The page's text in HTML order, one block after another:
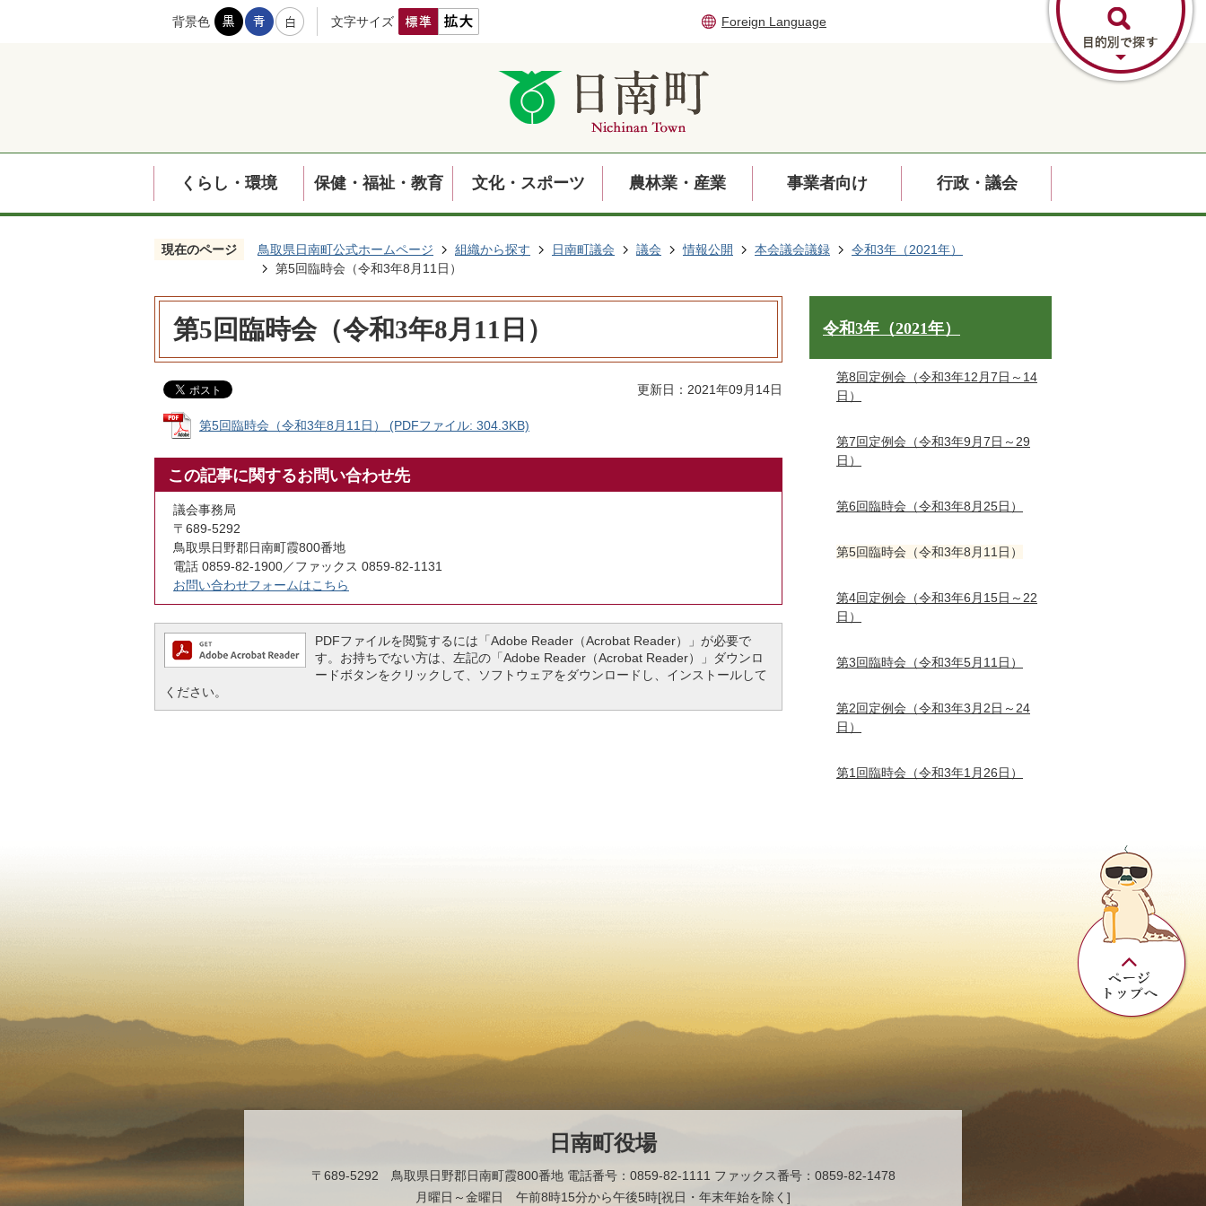
背景色 文字サイズ Foreign Language
くらし・環境 保健・福祉・教育 文化・スポーツ 農林業・産業 事業者向け 行政・議会
現在のページ 鳥取県日南町公式ホームページ 組織から探す 日南町議会 議会 情報公開 本会議会議録
令和3年（2021年）
第5回臨時会（令和3年8月11日）
第5回臨時会（令和3年8月11日）
更新日：2021年09月14日
第5回臨時会（令和3年8月11日） (PDFファイル: 304.3KB)
この記事に関するお問い合わせ先
議会事務局
〒689-5292
鳥取県日野郡日南町霞800番地
電話 0859-82-1900／ファックス 0859-82-1131
お問い合わせフォームはこちら
PDFファイルを閲覧するには「Adobe Reader（Acrobat Reader）」が必要で
す。お持ちでない方は、左記の「Adobe Reader（Acrobat Reader）」ダウンロ
ードボタンをクリックして、ソフトウェアをダウンロードし、インストールして
ください。
令和3年（2021年）
第8回定例会（令和3年12月7日～14
日）
第7回定例会（令和3年9月7日～29
日）
第6回臨時会（令和3年8月25日）
第5回臨時会（令和3年8月11日）
第4回定例会（令和3年6月15日～22
日）
第3回臨時会（令和3年5月11日）
第2回定例会（令和3年3月2日～24
日）
第1回臨時会（令和3年1月26日）
日南町役場
〒689-5292 鳥取県日野郡日南町霞800番地 電話番号：0859-82-1111 ファックス番号：0859-82-1478
月曜日～金曜日 午前8時15分から午後5時[祝日・年末年始を除く]